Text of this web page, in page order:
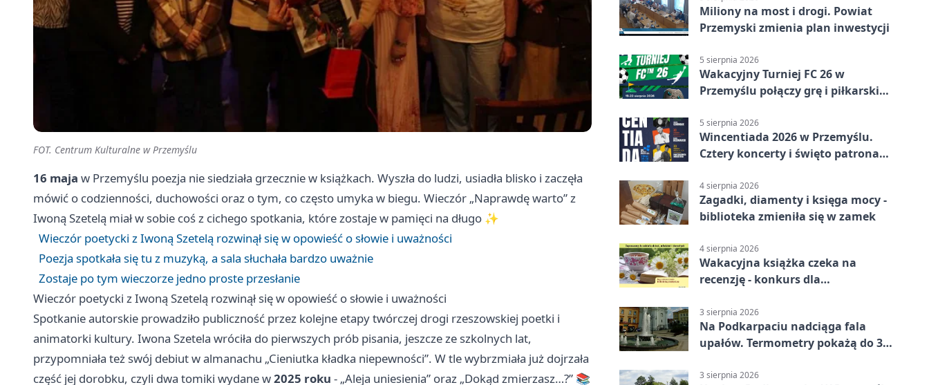
FOT. Centrum Kulturalne w Przemyślu
16 maja w Przemyślu poezja nie siedziała grzecznie w książkach. Wyszła do ludzi, usiadła blisko i zaczęła
mówić o codzienności, duchowości oraz o tym, co często umyka w biegu. Wieczór „Naprawdę warto” z
Iwoną Szetelą miał w sobie coś z cichego spotkania, które zostaje w pamięci na długo ✨
Wieczór poetycki z Iwoną Szetelą rozwinął się w opowieść o słowie i uważności
Poezja spotkała się tu z muzyką, a sala słuchała bardzo uważnie
Zostaje po tym wieczorze jedno proste przesłanie
Wieczór poetycki z Iwoną Szetelą rozwinął się w opowieść o słowie i uważności
Spotkanie autorskie prowadziło publiczność przez kolejne etapy twórczej drogi rzeszowskiej poetki i
animatorki kultury. Iwona Szetela wróciła do pierwszych prób pisania, jeszcze ze szkolnych lat,
przypomniała też swój debiut w almanachu „Cieniutka kładka niepewności”. W tle wybrzmiała już dojrzała
część jej dorobku, czyli dwa tomiki wydane w2025 roku - „Aleja uniesienia” oraz „Dokąd zmierzasz…?” 📚
Miliony na most i drogi. Powiat
Przemyski zmienia plan inwestycji
5 sierpnia 2026
Wakacyjny Turniej FC 26 w
Przemyślu połączy grę i piłkarski
5 sierpnia 2026
Wincentiada 2026 w Przemyślu.
Cztery koncerty i święto patrona
4 sierpnia 2026
Zagadki, diamenty i księga mocy -
biblioteka zmieniła się w zamek
4 sierpnia 2026
Wakacyjna książka czeka na
recenzję - konkurs dla
3 sierpnia 2026
Na Podkarpaciu nadciąga fala
upałów. Termometry pokażą do 36
3 sierpnia 2026